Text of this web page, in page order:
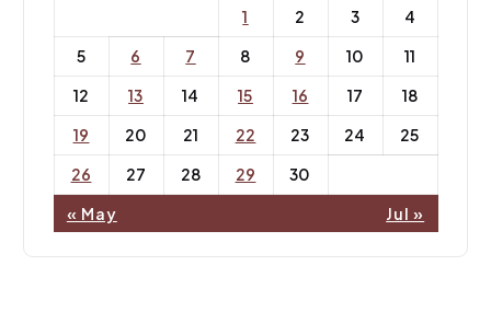
1
2 3
4
5
6 7 8 9 10
11
12
13 14 15 16 17
18
19
20 21 22 23 24
25
26
27 28 29 30
« May Jul »